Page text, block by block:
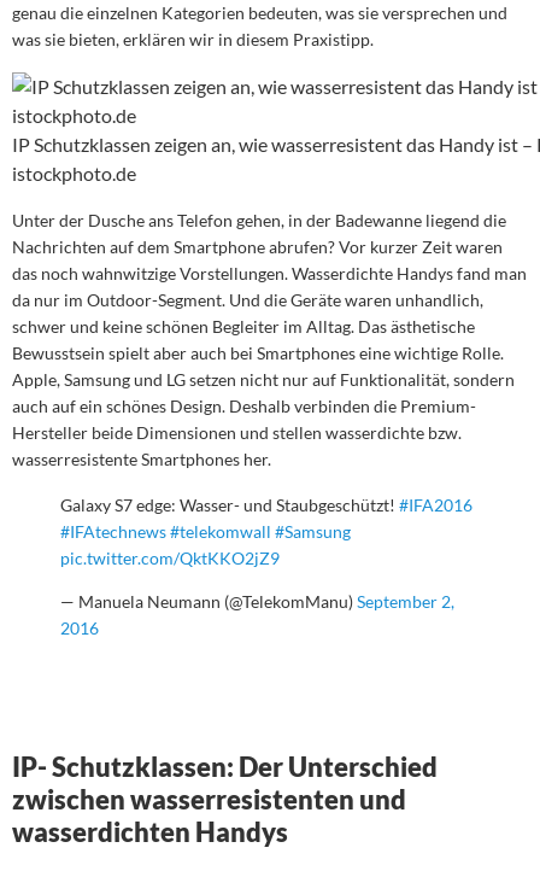
genau die einzelnen Kategorien bedeuten, was sie versprechen und
was sie bieten, erklären wir in diesem Praxistipp.
IP Schutzklassen zeigen an, wie wasserresistent das Handy ist
istockphoto.de
Unter der Dusche ans Telefon gehen, in der Badewanne liegend die
Nachrichten auf dem Smartphone abrufen? Vor kurzer Zeit waren
das noch wahnwitzige Vorstellungen. Wasserdichte Handys fand man
da nur im Outdoor-Segment. Und die Geräte waren unhandlich,
schwer und keine schönen Begleiter im Alltag. Das ästhetische
Bewusstsein spielt aber auch bei Smartphones eine wichtige Rolle.
Apple, Samsung und LG setzen nicht nur auf Funktionalität, sondern
auch auf ein schönes Design. Deshalb verbinden die Premium-
Hersteller beide Dimensionen und stellen wasserdichte bzw.
wasserresistente Smartphones her.
Galaxy S7 edge: Wasser- und Staubgeschützt! #IFA2016
#IFAtechnews#telekomwall #Samsung
pic.twitter.com/QktKKO2jZ9
— Manuela Neumann (@TelekomManu)September 2,
2016
IP- Schutzklassen: Der Unterschied
zwischen wasserresistenten und
wasserdichten Handys